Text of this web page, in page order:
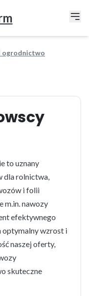
ogrodnictwo
to uznany
dla rolnictwa,
i folii
m.in. nawozy
efektywnego
optymalny wzrost i
naszej oferty,
skuteczne